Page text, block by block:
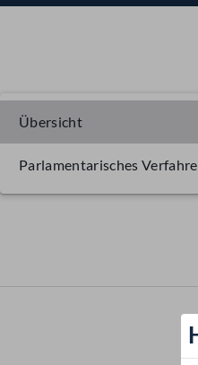
Übersicht
Parlamentarisches